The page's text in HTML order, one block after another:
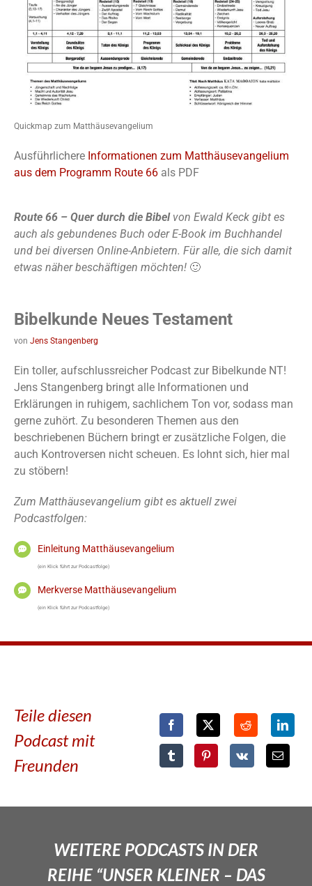
Quickmap zum Matthäusevangelium
Ausführlichere Informationen zum Matthäusevangelium
aus dem Programm Route 66 als PDF
Route 66 – Quer durch die Bibel von Ewald Keck gibt es
auch als gebundenes Buch oder E-Book im Buchhandel
und bei diversen Online-Anbietern. Für alle, die sich damit
etwas näher beschäftigen möchten! 🙂
Bibelkunde Neues Testament
von Jens Stangenberg
Ein toller, aufschlussreicher Podcast zur Bibelkunde NT!
Jens Stangenberg bringt alle Informationen und
Erklärungen in ruhigem, sachlichem Ton vor, sodass man
gerne zuhört. Zu besonderen Themen aus den
beschriebenen Büchern bringt er zusätzliche Folgen, die
auch Kontroversen nicht scheuen. Es lohnt sich, hier mal
zu stöbern!
Zum Matthäusevangelium gibt es aktuell zwei
Podcastfolgen:
Einleitung Matthäusevangelium
(ein Klick führt zur Podcastfolge)
Merkverse Matthäusevangelium
(ein Klick führt zur Podcastfolge)
Teile diesen
Podcast mit
Freunden
WEITERE PODCASTS IN DER
REIHE “UNSER KLEINER – DAS